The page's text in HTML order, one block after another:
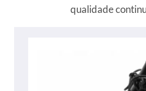
qualidade